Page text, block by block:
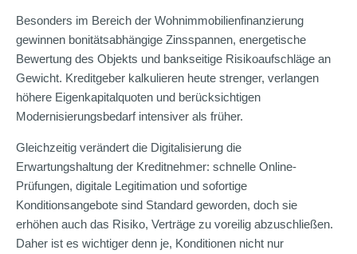
Besonders im Bereich der Wohnimmobilienfinanzierung
gewinnen bonitätsabhängige Zinsspannen, energetische
Bewertung des Objekts und bankseitige Risikoaufschläge an
Gewicht. Kreditgeber kalkulieren heute strenger, verlangen
höhere Eigenkapitalquoten und berücksichtigen
Modernisierungsbedarf intensiver als früher.
Gleichzeitig verändert die Digitalisierung die
Erwartungshaltung der Kreditnehmer: schnelle Online-
Prüfungen, digitale Legitimation und sofortige
Konditionsangebote sind Standard geworden, doch sie
erhöhen auch das Risiko, Verträge zu voreilig abzuschließen.
Daher ist es wichtiger denn je, Konditionen nicht nur